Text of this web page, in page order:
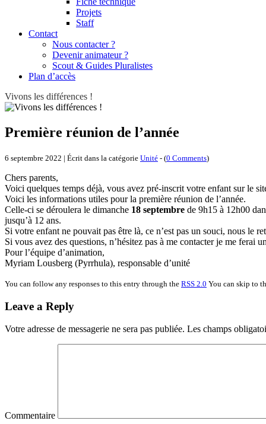
Projets
Staff
Contact
Nous contacter ?
Devenir animateur ?
Scout & Guides Pluralistes
Plan d’accès
Vivons les différences !
Première réunion de l’année
6 septembre 2022 | Écrit dans la catégorie Unité - (0 Comments)
Chers parents,
Voici quelques temps déjà, vous avez pré-inscrit votre enfant sur le
Voici les informations utiles pour la première réunion de l’année.
Celle-ci se déroulera le dimanche 18 septembre de 9h15 à 12h00
jusqu’à 12 ans.
Si votre enfant ne pouvait pas être là, ce n’est pas un souci, nous le
Si vous avez des questions, n’hésitez pas à me contacter je me ferai
Pour l’équipe d’animation,
Myriam Lousberg (Pyrrhula), responsable d’unité
You can follow any responses to this entry through the RSS 2.0 You can skip to
Leave a Reply
Votre adresse de messagerie ne sera pas publiée. Les champs
Commentaire